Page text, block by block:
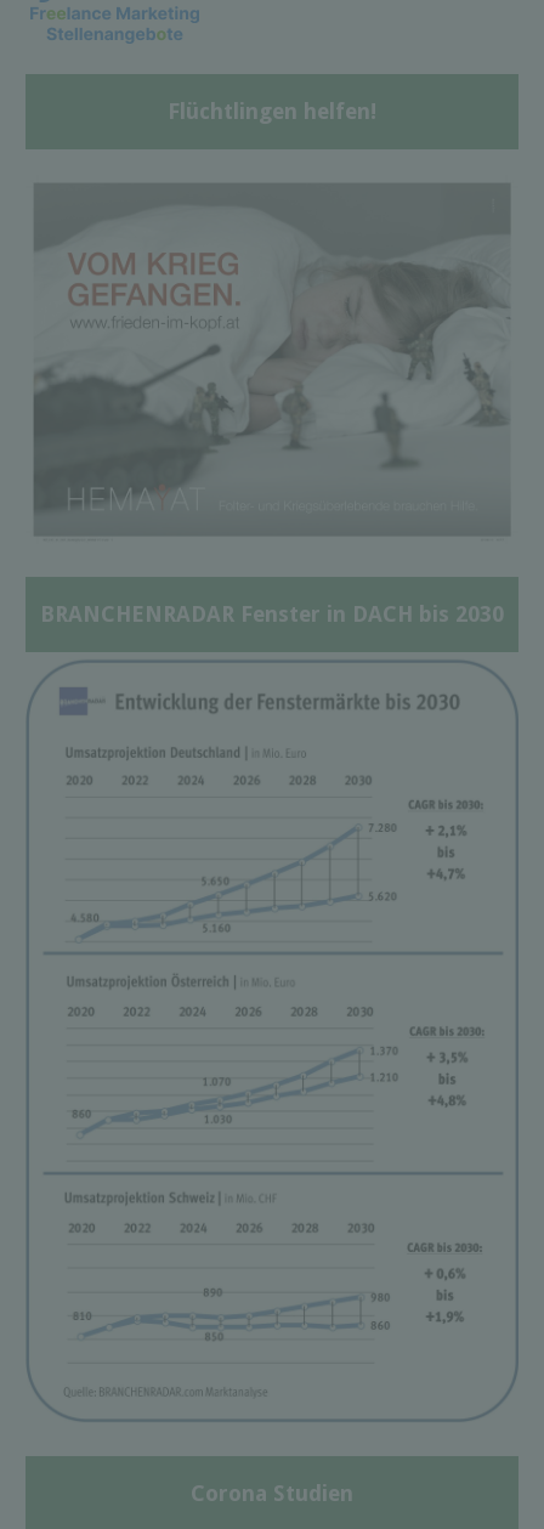
Flüchtlingen helfen!
BRANCHENRADAR Fenster in DACH bis 2030
Corona Studien